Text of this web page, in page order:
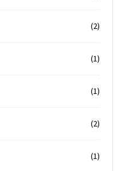
(2)
(1)
(1)
(2)
(1)